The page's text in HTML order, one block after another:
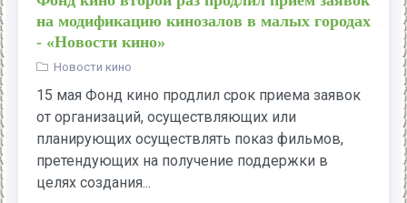
на модификацию кинозалов в малых городах
- «Новости кино»
Новости кино
15 мая Фонд кино продлил срок приема заявок
от организаций, осуществляющих или
планирующих осуществлять показ фильмов,
претендующих на получение поддержки в
целях создания...